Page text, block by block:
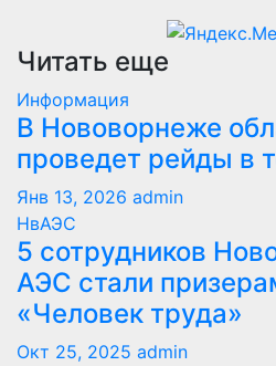
Читать еще
Информация
В Нововорнеже
проведет рейды в
Янв 13, 2026 admin
НвАЭС
5 сотрудников
АЭС стали
«Человек труда»
Окт 25, 2025 admin